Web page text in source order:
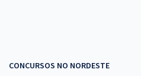
CONCURSOS NO NORDESTE